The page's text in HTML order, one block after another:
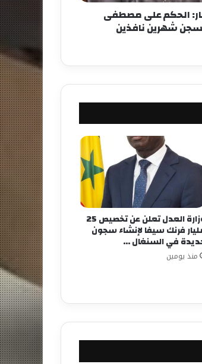
الحكم على مصطفى
شهرين نافذين
وزارة العدل تعلن عن تخصيص 25
فرنك سيفا لإنشاء سجون
في السنغال …
منذ يومين